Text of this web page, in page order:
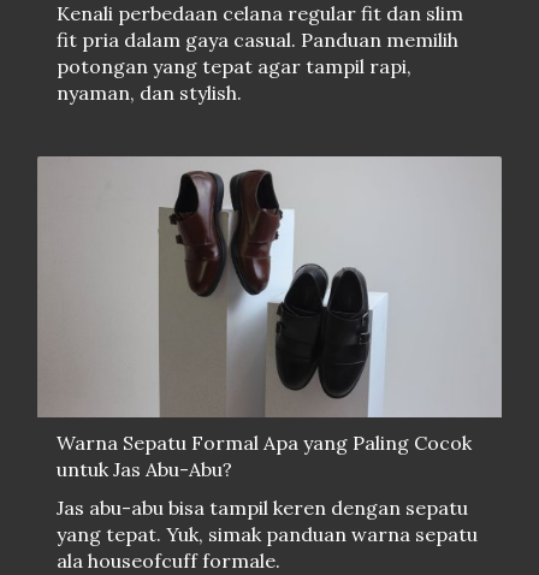
Kenali perbedaan celana regular fit dan slim
fit pria dalam gaya casual. Panduan memilih
potongan yang tepat agar tampil rapi,
nyaman, dan stylish.
Warna Sepatu Formal Apa yang Paling Cocok
untuk Jas Abu-Abu?
Jas abu-abu bisa tampil keren dengan sepatu
yang tepat. Yuk, simak panduan warna sepatu
ala houseofcuff formale.